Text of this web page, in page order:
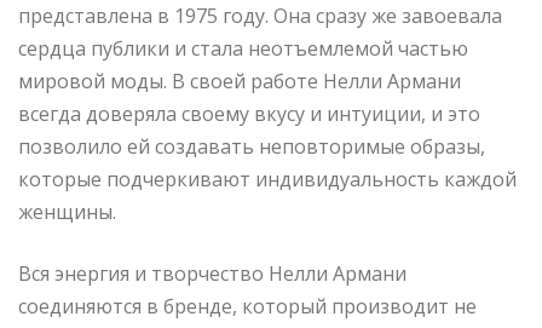
представлена в 1975 году. Она сразу же завоевала
сердца публики и стала неотъемлемой частью
мировой моды. В своей работе Нелли Армани
всегда доверяла своему вкусу и интуиции, и это
позволило ей создавать неповторимые образы,
которые подчеркивают индивидуальность каждой
женщины.
Вся энергия и творчество Нелли Армани
соединяются в бренде, который производит не